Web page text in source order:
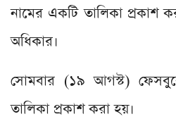
নামের একটি তালিকা প্রকাশ
অধিকার।
সোমবার (১৯ আগস্ট)
তালিকা প্রকাশ করা হয়।